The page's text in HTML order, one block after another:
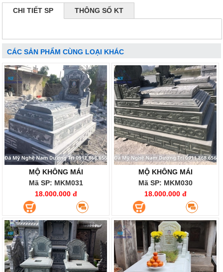
CHI TIẾT SP THÔNG SỐ KT
CÁC SẢN PHẨM CÙNG LOẠI KHÁC
MỘ KHÔNG MÁI
Mã SP: MKM031
18.000.000 đ
MỘ KHÔNG MÁI
Mã SP: MKM030
18.000.000 đ